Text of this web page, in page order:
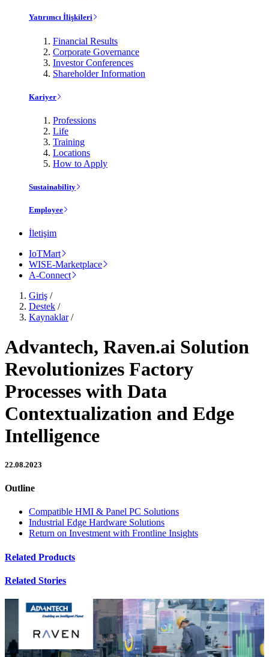
Yatırımcı İlişkileri
Financial Results
Corporate Governance
Investor Conferences
Shareholder Information
Kariyer
Professions
Life
Training
Locations
How to Apply
Sustainability
Employee
İletişim
IoTMart
WISE-Marketplace
A-Connect
Giriş /
Destek /
Kaynaklar/
Advantech, Raven.ai Solution
Revolutionizes Factory
Processes with Data
Contextualization and Edge
Intelligence
22.08.2023
Outline
Compatible HMI & Panel PC Solutions
Industrial Edge Hardware Solutions
Return on Investment with Frontline Insights
Related Products
Related Stories